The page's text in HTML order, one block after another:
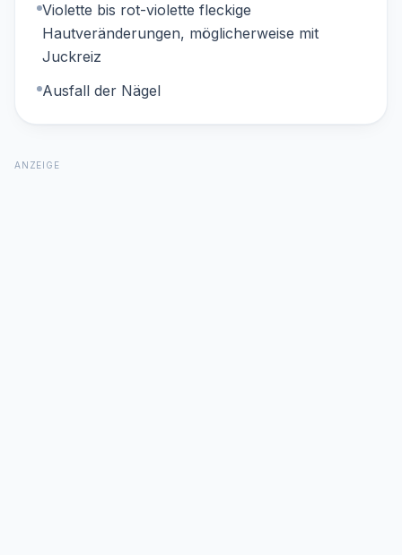
Violette bis rot-violette fleckige
Hautveränderungen, möglicherweise mit
Juckreiz
Ausfall der Nägel
ANZEIGE